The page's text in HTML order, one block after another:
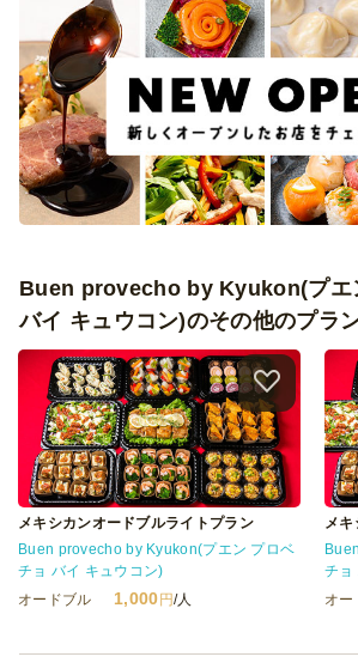
Buen provecho by Kyukon(プエ
バイ キュウコン)のその他のプラ
メキシカンオードブルライトプラン
Buen provecho by Kyukon(プエン プロベ
チョ バイ キュウコン)
オードブル
1,000 円/人
メキ
チョ
オー